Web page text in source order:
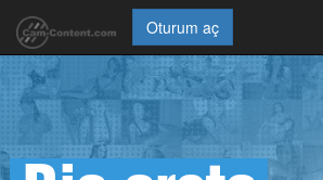
Oturum aç